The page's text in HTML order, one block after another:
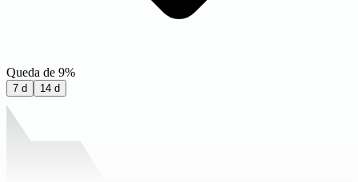
Queda de 9%
7 d 14 d